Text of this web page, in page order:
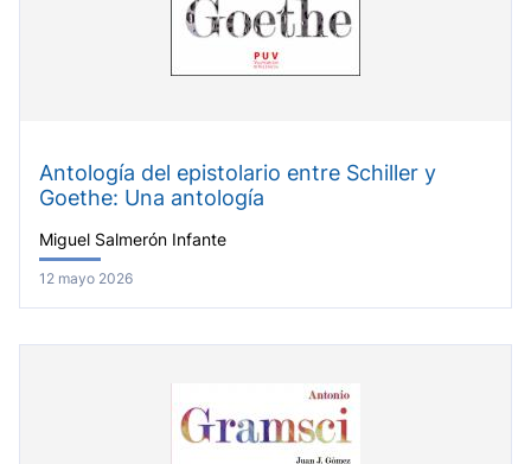
Antología del epistolario entre Schiller y
Goethe: Una antología
Miguel Salmerón Infante
12 mayo 2026